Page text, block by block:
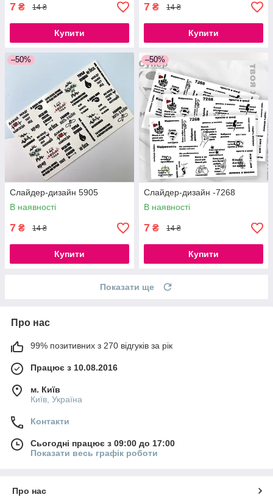
7 ₴ 14 ₴
Купити
7 ₴ 14 ₴
Купити
–50%
Слайдер-дизайн 5905
В наявності
7 ₴ 14 ₴
Купити
–50%
Слайдер-дизайн -7268
В наявності
7 ₴ 14 ₴
Купити
Показати ще
Про нас
99% позитивних з 270 відгуків за рік
Працює з 10.08.2016
м. Київ
Київ, Україна
Контакти
Сьогодні працює з 09:00 до 17:00
Показати весь графік роботи
Про нас